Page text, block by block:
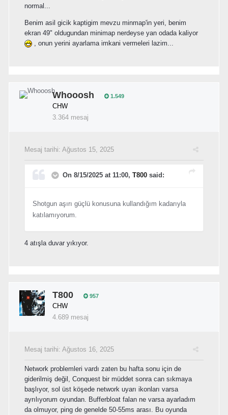
normal...
Benim asil gicik kaptigim mevzu minmap'in yeri, benim
ekran 49" oldugundan minimap nerdeyse yan odada kaliyor
, onun yerini ayarlama imkani vermeleri lazim...
Whooosh 1.549
CHW
3.364 mesaj
Mesaj tarihi: Ağustos 15, 2025
On 8/15/2025 at 11:00, T800 said:
Shotgun aşırı güçlü konusuna kullandığım kadarıyla
katılamıyorum.
4 atışla duvar yıkıyor.
T800 957
CHW
4.689 mesaj
Mesaj tarihi: Ağustos 16, 2025
Network problemleri vardı zaten bu hafta sonu için de
giderilmiş değil, Conquest bir müddet sonra can sıkmaya
başlıyor, sol üst köşede network uyarı ikonları varsa
ayrılıyorum oyundan. Bufferbloat falan ne varsa ayarladım
da olmuyor, ping de genelde 50-55ms arası. Bu oyunda